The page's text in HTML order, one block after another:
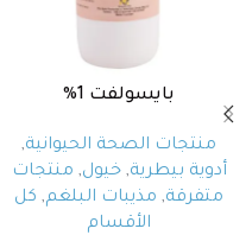
بايسولفت 1%
منتجات الصحة الحيوانية,
أدوية بيطرية,خيول, منتجات
متفرقة, مذيبات البلغم, كل
الأقسام